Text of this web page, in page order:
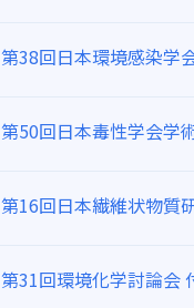
第38回日本環境感染学
第50回日本毒性学会学
第16回日本繊維状物質
第31回環境化学討論会